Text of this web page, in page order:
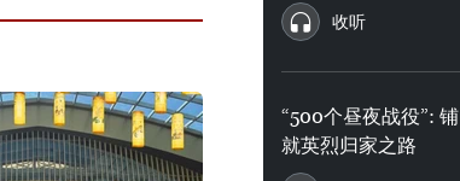
收听
“500个昼夜战役”: 铺
就英烈归家之路